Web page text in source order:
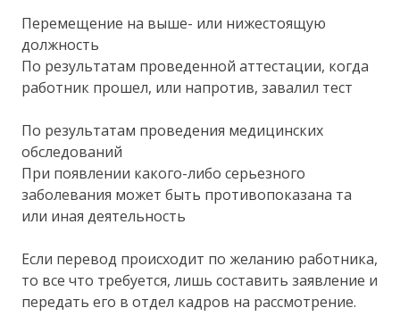
Перемещение на выше- или нижестоящую
должность
По результатам проведенной аттестации, когда
работник прошел, или напротив, завалил тест
По результатам проведения медицинских
обследований
При появлении какого-либо серьезного
заболевания может быть противопоказана та
или иная деятельность
Если перевод происходит по желанию работника,
то все что требуется, лишь составить заявление и
передать его в отдел кадров на рассмотрение.